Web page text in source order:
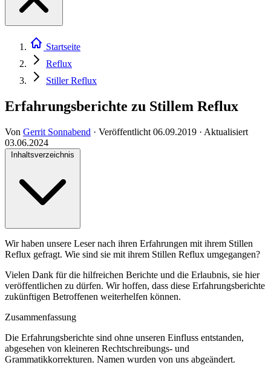
Startseite
Reflux
Stiller Reflux
Erfahrungsberichte zu Stillem Reflux
Von Gerrit Sonnabend · Veröffentlicht 06.09.2019 · Aktualisiert
03.06.2024
Inhaltsverzeichnis
Wir haben unsere Leser nach ihren Erfahrungen mit ihrem Stillen
Reflux gefragt. Wie sind sie mit ihrem Stillen Reflux umgegangen?
Vielen Dank für die hilfreichen Berichte und die Erlaubnis, sie hier
veröffentlichen zu dürfen. Wir hoffen, dass diese Erfahrungsberichte
zukünftigen Betroffenen weiterhelfen können.
Zusammenfassung
Die Erfahrungsberichte sind ohne unseren Einfluss entstanden,
abgesehen von kleineren Rechtschreibungs- und
Grammatikkorrekturen. Namen wurden von uns abgeändert.